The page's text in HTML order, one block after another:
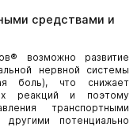
средствами и
возможно развитие
нервной системы
боль), что снижает
реакций и поэтому
транспортными
потенциально